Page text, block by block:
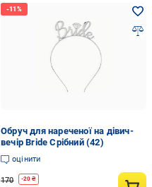
Обруч для нареченої на дівич-
вечір Bride Срібний (42)
оцінити
170 -20 ₴